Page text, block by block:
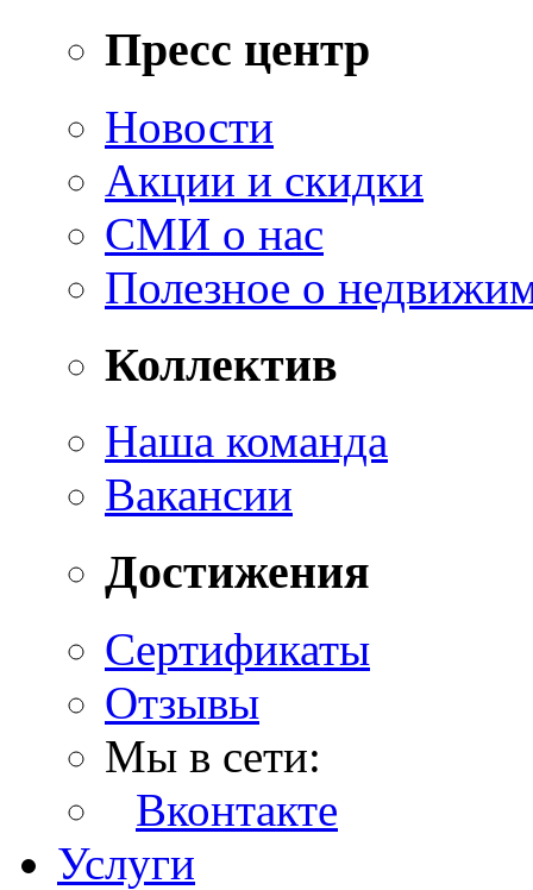
Пресс центр
Новости
Акции и скидки
СМИ о нас
Полезное о
Коллектив
Наша команда
Вакансии
Достижения
Сертификаты
Отзывы
Мы в сети:
Вконтакте
Услуги